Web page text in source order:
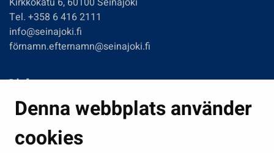
Denna webbplats använder
cookies
Tel. +358 6 416 2111
info@seinajoki.fi
förnamn.efternamn@seinajoki.fi
Links
Boende och miljö
Fostran och utbildning